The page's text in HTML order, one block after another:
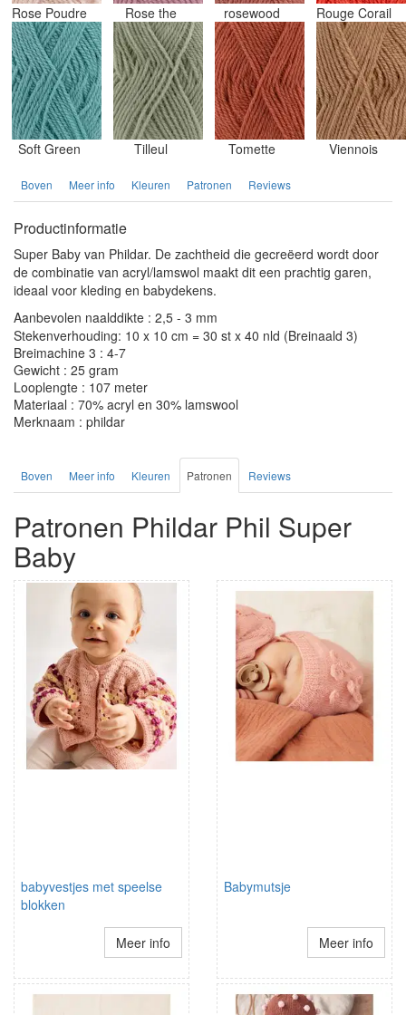
Rose Poudre Rose the rosewood Rouge Corail
Soft Green Tilleul Tomette Viennois
Boven Meer info Kleuren Patronen Reviews
Productinformatie
Super Baby van Phildar. De zachtheid die gecreëerd wordt door
de combinatie van acryl/lamswol maakt dit een prachtig garen,
ideaal voor kleding en babydekens.
Aanbevolen naalddikte : 2,5 - 3 mm
Stekenverhouding: 10 x 10 cm = 30 st x 40 nld (Breinaald 3)
Breimachine 3 : 4-7
Gewicht : 25 gram
Looplengte : 107 meter
Materiaal : 70% acryl en 30% lamswool
Merknaam : phildar
Boven Meer info Kleuren Patronen Reviews
Patronen Phildar Phil Super
Baby
babyvestjes met speelse
blokken
Meer info
Babymutsje
Meer info